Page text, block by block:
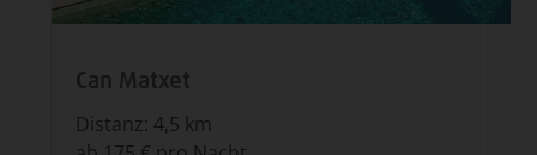
Can Matxet
Distanz: 4,5 km